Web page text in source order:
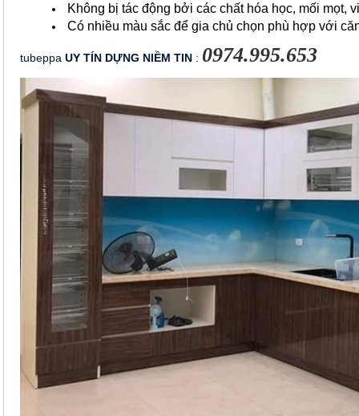
Không bị tác động bởi các chất hóa học, mối mọt,
Có nhiều màu sắc để gia chủ chọn phù hợp với
tubeppa UY TÍN DỰNG NIỀM TIN : 0974.995.653